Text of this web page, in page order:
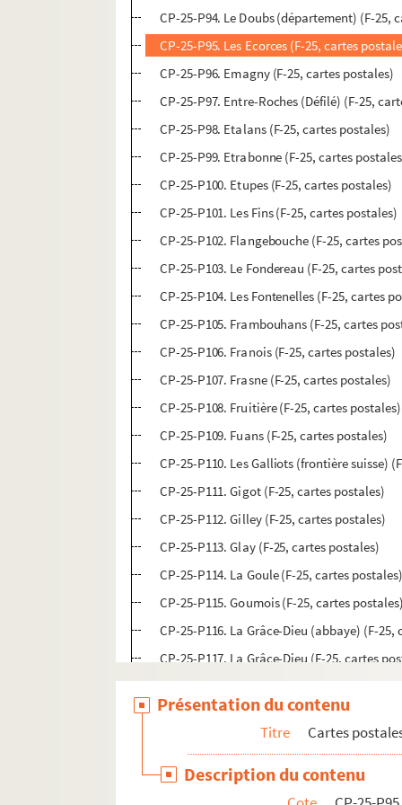
CP-25-P94. Le Doubs (département) (F-25,
CP-25-P95. Les Ecorces (F-25, cartes
CP-25-P96. Emagny (F-25, cartes postales)
CP-25-P97. Entre-Roches (Défilé) (F-25,
CP-25-P98. Etalans (F-25, cartes postales)
CP-25-P99. Etrabonne (F-25, cartes
CP-25-P100. Etupes (F-25, cartes postales)
CP-25-P101. Les Fins (F-25, cartes postales)
CP-25-P102. Flangebouche (F-25, cartes
CP-25-P103. Le Fondereau (F-25, cartes
CP-25-P104. Les Fontenelles (F-25, cartes
CP-25-P105. Frambouhans (F-25, cartes
CP-25-P106. Franois (F-25, cartes postales)
CP-25-P107. Frasne (F-25, cartes postales)
CP-25-P108. Fruitière (F-25, cartes postales)
CP-25-P109. Fuans (F-25, cartes postales)
CP-25-P110. Les Galliots (frontière suisse)
CP-25-P111. Gigot (F-25, cartes postales)
CP-25-P112. Gilley (F-25, cartes postales)
CP-25-P113. Glay (F-25, cartes postales)
CP-25-P114. La Goule (F-25, cartes
CP-25-P115. Goumois (F-25, cartes
CP-25-P116. La Grâce-Dieu (abbaye) (F-
CP-25-P117. La Grâce-Dieu (F-25, cartes
CP-25-P119. Grand-Combe-Chateleu (F-
CP-25-P120. Grand-Combe-des-Bois (F-25,
CP-25-P121. Les Grangettes (F-25, cartes
CP-25-P122. Les Gras (F-25, cartes postales)
CP-25-P123. Guillon-les-Bains (F-25,
Présentation du contenu
Titre Cartes
Description du contenu